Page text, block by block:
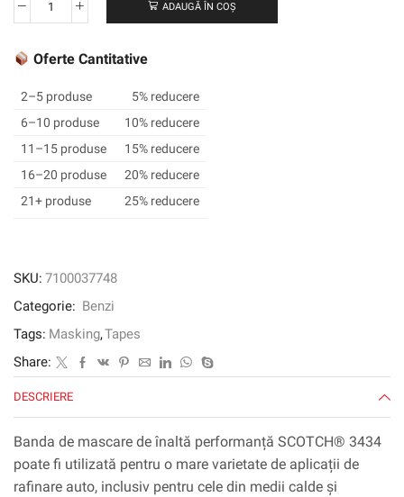
Cantitate
de
de
înaltă
performanță
Scotch®
3434,
albastru,
50
07895
ADAUGĂ ÎN COȘ
Oferte Cantitative
2–5 produse
5% reducere
6–10 produse
10% reducere
11–15 produse
15% reducere
16–20 produse
20% reducere
21+ produse
25% reducere
SKU: 7100037748
Categorie: Benzi
Tags: Masking,Tapes
Share:
DESCRIERE
Banda de mascare de înaltă performanță SCOTCH® 3434
poate fi utilizată pentru o mare varietate de aplicații de
rafinare auto, inclusiv pentru cele din medii calde și